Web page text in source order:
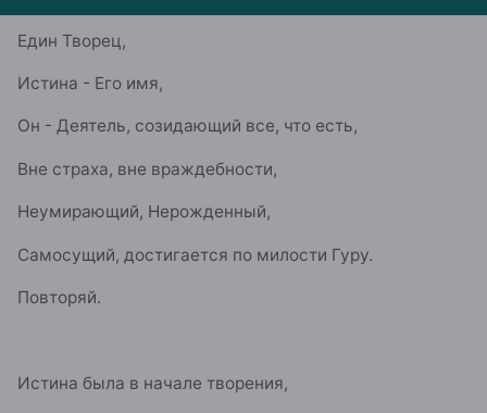
Един Творец,
Истина - Его имя,
Он - Деятель, созидающий все, что есть,
Вне страха, вне враждебности,
Неумирающий, Нерожденный,
Самосущий, достигается по милости Гуру.
Повторяй.
Истина была в начале творения,